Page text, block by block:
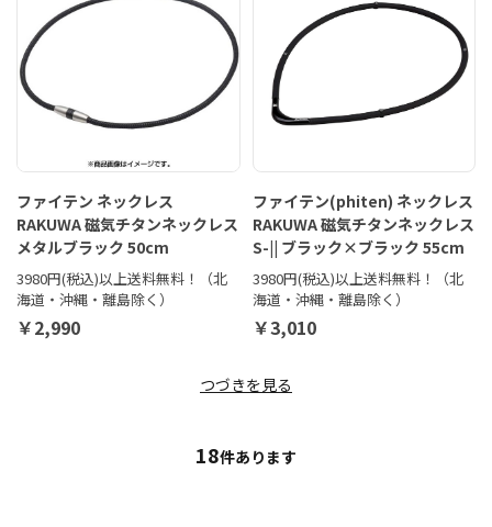
ファイテン ネックレス
RAKUWA 磁気チタンネックレス
メタルブラック 50cm
3980円(税込)以上送料無料！（北
海道・沖縄・離島除く）
￥2,990
ファイテン(phiten) ネックレス
RAKUWA 磁気チタンネックレス
S-|| ブラック×ブラック 55cm
3980円(税込)以上送料無料！（北
海道・沖縄・離島除く）
￥3,010
つづきを見る
18件あります